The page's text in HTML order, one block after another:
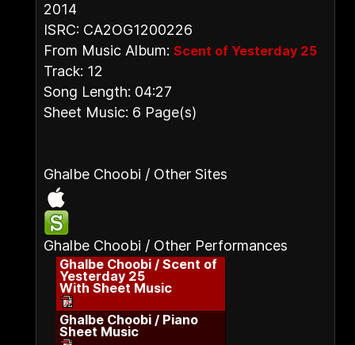
2014
ISRC: CA2OG1200226
From Music Album: Scent of Yesterday 25
Track: 12
Song Length: 04:27
Sheet Music: 6 Page(s)
Ghalbe Choobi / Other Sites
Ghalbe Choobi / Other Performances
Ghalbe Choobi / Scent of
Yesterday 25
With Sheet Music
Ghalbe Choobi / Piano
Sheet Music